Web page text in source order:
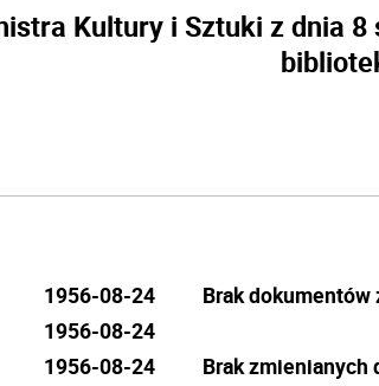
Kultury i Sztuki z dnia
1956-08-24
1956-08-24
1956-08-24
Brak
Brak zmienianych